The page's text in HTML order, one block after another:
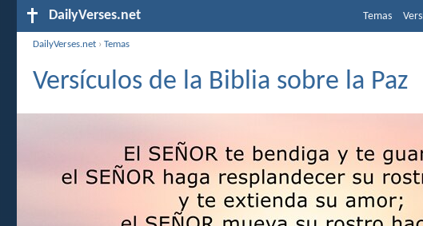
DailyVerses.net Temas
DailyVerses.net ›Temas
Versículos de la Biblia sobre la Paz